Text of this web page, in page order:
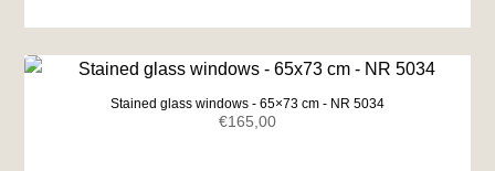
Stained glass windows - 65×73 cm - NR 5034
€165,00